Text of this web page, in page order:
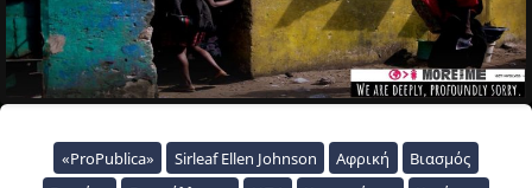
«ProPublica» Sirleaf Ellen Johnson Αφρική
Βιασμός